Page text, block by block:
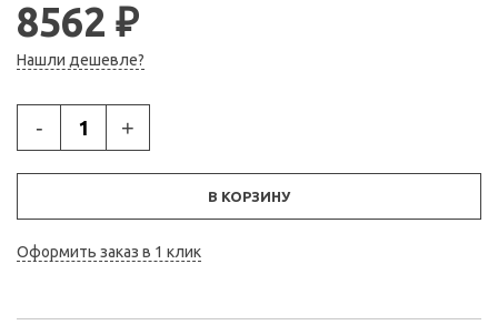
8562 ₽
Нашли дешевле?
- +
В КОРЗИНУ
Оформить заказ в 1 клик